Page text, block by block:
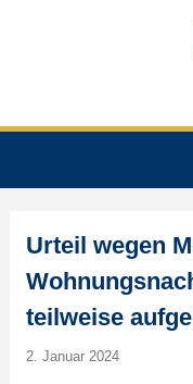
Urteil wegen
teilweise
2. Januar 2024